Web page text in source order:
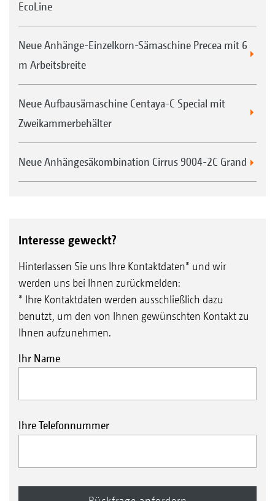
EcoLine
Neue Anhänge-Einzelkorn-Sämaschine Precea mit 6
m Arbeitsbreite
Neue Aufbausämaschine Centaya-C Special mit
Zweikammerbehälter
Neue Anhängesäkombination Cirrus 9004-2C Grand
Interesse geweckt?
Hinterlassen Sie uns Ihre Kontaktdaten* und wir
werden uns bei Ihnen zurückmelden:
* Ihre Kontaktdaten werden ausschließlich dazu
benutzt, um den von Ihnen gewünschten Kontakt zu
Ihnen aufzunehmen.
Ihr Name
Ihre Telefonnummer